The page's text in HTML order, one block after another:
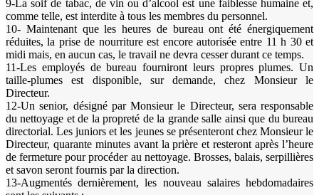
9-La soif de tabac, de vin ou d’alcool est une faiblesse humaine et,
comme telle, est interdite à tous les membres du personnel.
10- Maintenant que les heures de bureau ont été énergiquement
réduites, la prise de nourriture est encore autorisée entre 11 h 30 et
midi mais, en aucun cas, le travail ne devra cesser durant ce temps.
11-Les employés de bureau fourniront leurs propres plumes. Un
taille-plumes est disponible, sur demande, chez Monsieur le
Directeur.
12-Un senior, désigné par Monsieur le Directeur, sera responsable
du nettoyage et de la propreté de la grande salle ainsi que du bureau
directorial. Les juniors et les jeunes se présenteront chez Monsieur le
Directeur, quarante minutes avant la prière et resteront après l’heure
de fermeture pour procéder au nettoyage. Brosses, balais, serpillières
et savon seront fournis par la direction.
13-Augmentés dernièrement, les nouveau salaires hebdomadaires